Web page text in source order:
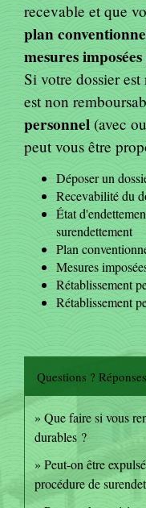
recevable et que
plan
mesures imposées
Si votre dossier
est non
personnel (avec
peut vous être
Déposer un
Recevabilité du
État
surendettement
Plan
Mesures
Rétablissement
Rétablissement
Questions ?
Que faire si vous
durables ?
Peut-on être
procédure de